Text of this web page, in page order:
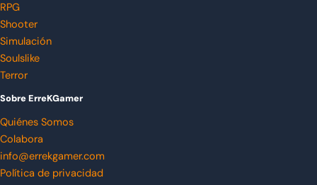
RPG
Shooter
Simulación
Soulslike
Terror
Sobre ErreKGamer
Quiénes Somos
Colabora
info@errekgamer.com
Política de privacidad